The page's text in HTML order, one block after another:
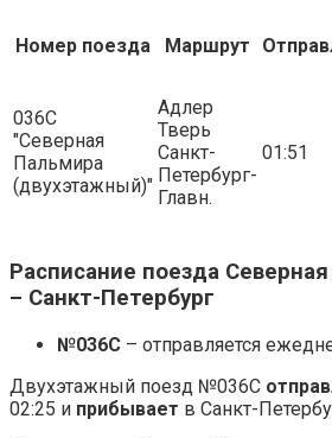
Номер поезда Маршрут
036С
"Северная
Пальмира
(двухэтажный)"
Адлер
Тверь
Санкт-
Петербург-
Главн.
01:51
Расписание поезда
– Санкт-Петербург
№036С – отправляется
Двухэтажный поезд №036С
02:25 и прибывает в Санкт-